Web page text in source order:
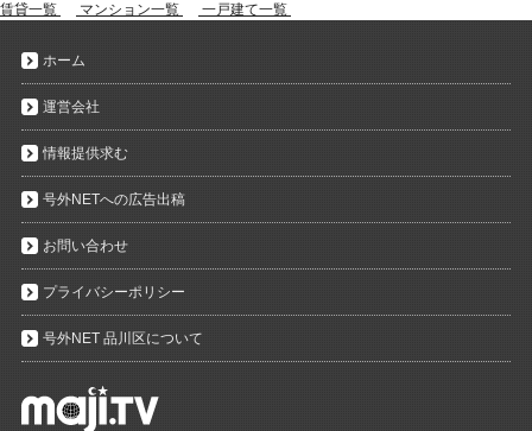
賃貸一覧
マンション一覧 一戸建て一覧
ホーム
運営会社
情報提供求む
号外NETへの広告出稿
お問い合わせ
プライバシーポリシー
号外NET 品川区について